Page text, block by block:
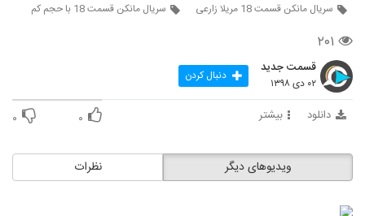
سریال مانکن قسمت 18 مریلا زارعی
سریال مانکن قسمت 18 با حجم کم
۲۰۱
قسمت جدید
۰۲ دی ۱۳۹۸ دنبال کردن
دانلود بیشتر ۰ ۰
نظرات ویدیوهای دیگر